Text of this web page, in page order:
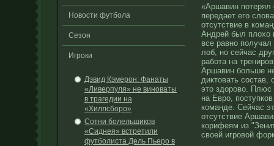
Новости футбола
Сезон
Игроки
Дэвид Кэмерон: Фанаты
«Ливерпуля» не виноваты
в трагедии на
«Хиллсборо»
Сотни болельщиков
«Сиднея» встретили
футболиста Дель Пьеро в
«Аршавин
передает его
отсутствие в
Андрей был плохо
все равно получал
лоб, но сейчас
работа на
Аршавин больше
диктовать состав,
это здорово. Плюс
на Евро,
команде. Сейчас
отсутствие
корифеям из
своей игровой